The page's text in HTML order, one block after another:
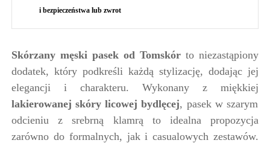
i bezpieczeństwa lub zwrot
Skórzany męski pasek od Tomskór to niezastąpiony
dodatek, który podkreśli każdą stylizację, dodając jej
elegancji i charakteru. Wykonany z miękkiej
lakierowanej skóry licowej bydlęcej, pasek w szarym
odcieniu z srebrną klamrą to idealna propozycja
zarówno do formalnych, jak i casualowych zestawów.